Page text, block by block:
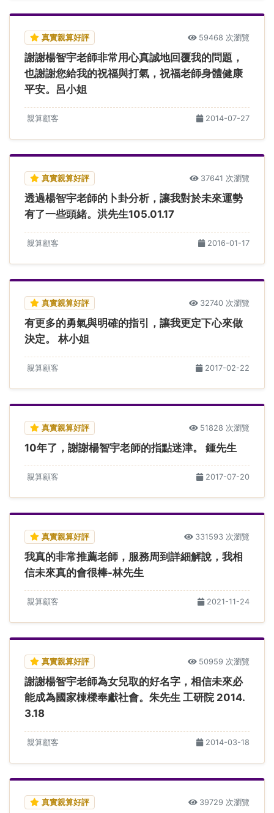
真實親算好評 59468 次瀏覽
謝謝楊智宇老師非常用心真誠地回覆我的問題，
也謝謝您給我的祝福與打氣，祝福老師身體健康
平安。呂小姐
親算顧客 2014-07-27
真實親算好評 37641 次瀏覽
透過楊智宇老師的卜卦分析，讓我對於未來運勢
有了一些頭緒。洪先生105.01.17
親算顧客 2016-01-17
真實親算好評 32740 次瀏覽
有更多的勇氣與明確的指引，讓我更定下心來做
決定。 林小姐
親算顧客 2017-02-22
真實親算好評 51828 次瀏覽
10年了，謝謝楊智宇老師的指點迷津。 鍾先生
親算顧客 2017-07-20
真實親算好評 331593 次瀏覽
我真的非常推薦老師，服務周到詳細解說，我相
信未來真的會很棒-林先生
親算顧客 2021-11-24
真實親算好評 50959 次瀏覽
謝謝楊智宇老師為女兒取的好名字，相信未來必
能成為國家棟樑奉獻社會。朱先生 工研院 2014.
3.18
親算顧客 2014-03-18
真實親算好評 39729 次瀏覽